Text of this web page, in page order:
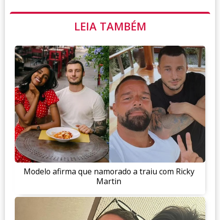
LEIA TAMBÉM
Modelo afirma que namorado a traiu com Ricky
Martin